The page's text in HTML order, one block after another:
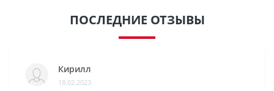
ПОСЛЕДНИЕ ОТЗЫВЫ
Кирилл
18.02.2023